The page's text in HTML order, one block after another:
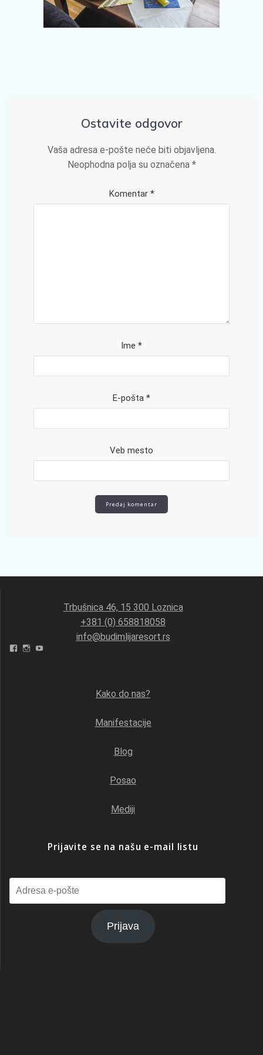
Ostavite odgovor
Vaša adresa e-pošte neće biti objavljena.
Neophodna polja su označena *
Komentar *
Ime *
E-pošta *
Veb mesto
Trbušnica 46, 15 300 Loznica
+381 (0) 658818058
info@budimlijaresort.rs
FacebookInstagram
Kako do nas?
Manifestacije
Blog
Posao
Mediji
Prijavite se na našu e-mail listu
pošte
Prijava